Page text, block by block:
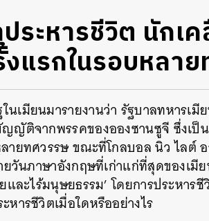
ระหารชีวิต นักเค
แรกในรอบหลา
เมียนมารายงานว่า รัฐบาลทหารเมี
ติจากพรรคของอองซานซูจี ซึ่งเป็
ายทศวรรษ ขณะที่โกลบอล นิว ไลต์
นภาษาอังกฤษที่เก่าแก่ที่สุดของเมี
ละไร้มนุษยธรรม’ โดยการประหาร
หารชีวิตเมื่อใดหรืออย่างไร